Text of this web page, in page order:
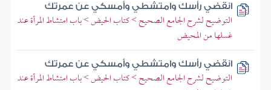
انقضي رأسك وامتشطي وأمسكي عن عمرتك
التوضيح لشرح الجامع الصحيح > كتاب الحيض > باب امتشاط المرأة عند
غسلها من المحيض
انقضي رأسك وامتشطي وأمسكي عن عمرتك
التوضيح لشرح الجامع الصحيح > كتاب الحيض > باب امتشاط المرأة عند